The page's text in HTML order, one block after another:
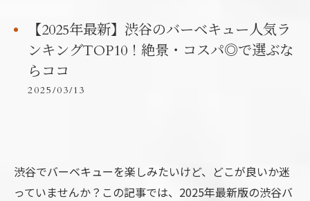
【2025年最新】渋谷のバーベキュー人気ラ
ンキングTOP10！絶景・コスパ◎で選ぶな
らココ
2025/03/13
渋谷でバーベキューを楽しみたいけど、どこが良いか迷
っていませんか？この記事では、2025年最新版の渋谷バ